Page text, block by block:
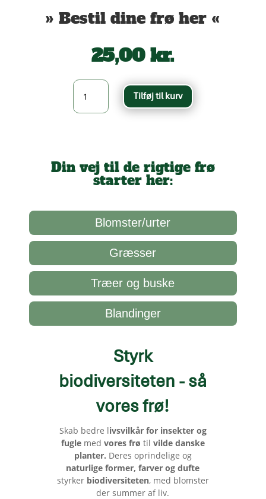
» Bestil dine frø her «
25,00kr.
Trævlekrone
Lychnis
Tilføj til kurv
Din vej til de rigtige frø
starter her:
Blomster/urter
Græsser
Træer og buske
Blandinger
Styrk
biodiversiteten - så
vores frø!
Skab bedre livsvilkår for insekter og
fuglemed vores frø til vilde danske
planter. Deres oprindelige og
naturlige former, farver og dufte
styrker biodiversiteten, med blomster
der summer af liv.